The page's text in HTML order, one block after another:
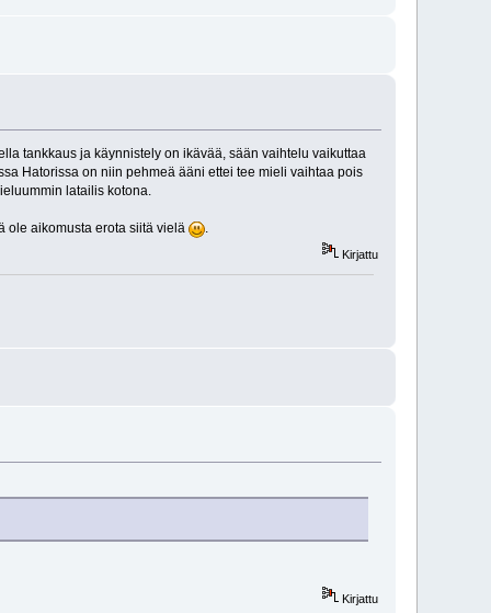
tankkaus ja käynnistely on ikävää, sään vaihtelu vaikuttaa
Hatorissa on niin pehmeä ääni ettei tee mieli vaihtaa pois
latailis kotona.
ole aikomusta erota siitä vielä .
Kirjattu
Kirjattu